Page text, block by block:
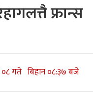
फ्रान्स
०८ गते बिहान ०८:३७ बजे